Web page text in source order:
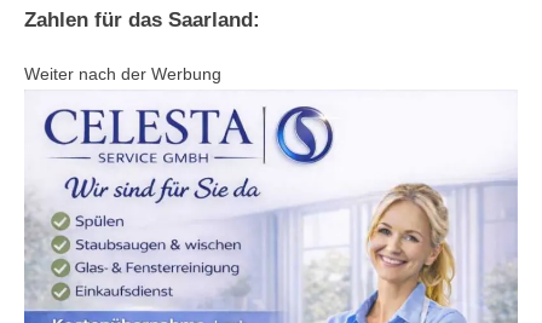
Zahlen für das Saarland:
Weiter nach der Werbung